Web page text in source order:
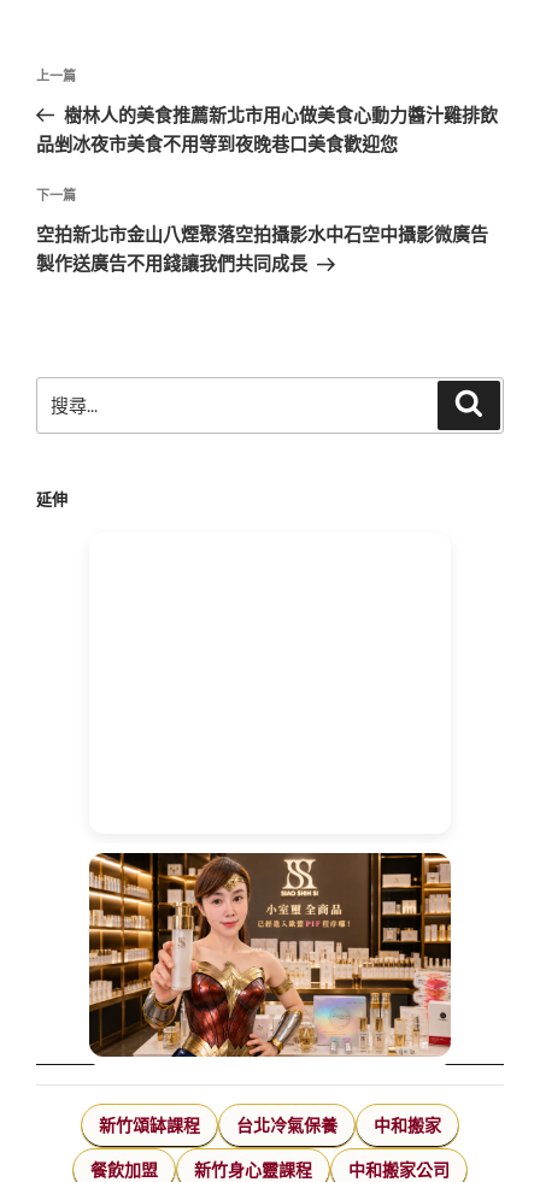
文
導
覽
上
一
篇
章
上一篇
樹林人的美食推薦新北市用心做美食心動力醬汁雞排飲
品剉冰夜市美食不用等到夜晚巷口美食歡迎您
下
一
篇
下一篇
空拍新北市金山八煙聚落空拍攝影水中石空中攝影微廣告
製作送廣告不用錢讓我們共同成長
尋
字:
延伸
新竹頌缽課程 台北冷氣保養 中和搬家
餐飲加盟 新竹身心靈課程 中和搬家公司